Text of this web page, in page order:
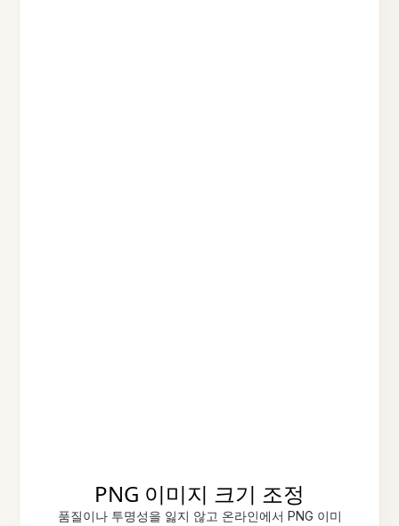
PNG 이미지 크기 조정
품질이나 투명성을 잃지 않고 온라인에서 PNG 이미